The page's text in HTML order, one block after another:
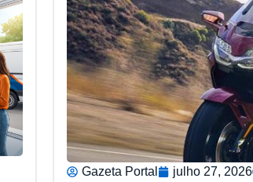
Gazeta Portal julho 27, 2026